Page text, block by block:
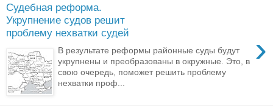
Судебная реформа.
Укрупнение судов решит
проблему нехватки судей
›
В результате реформы районные суды будут
укрупнены и преобразованы в окружные. Это, в
свою очередь, поможет решить проблему
нехватки проф...